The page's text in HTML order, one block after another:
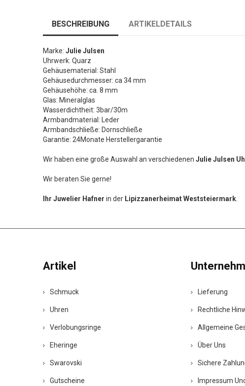
BESCHREIBUNG ARTIKELDETAILS
Marke: Julie Julsen
Uhrwerk: Quarz
Gehäusematerial: Stahl
Gehäusedurchmesser: ca 34 mm
Gehäusehöhe: ca. 8 mm
Glas: Mineralglas
Wasserdichtheit: 3bar/30m
Armbandmaterial: Leder
Armbandschließe: Dornschließe
Garantie: 24Monate Herstellergarantie
Wir haben eine große Auswahl an verschiedenen Julie Julsen
Wir beraten Sie gerne!
Ihr Juwelier Hafner in der Lipizzanerheimat Weststeiermark
Artikel
Schmuck
Uhren
Verlobungsringe
Eheringe
Swarovski
Gutscheine
Lieferung
Rechtliche
Allgemeine
Über Uns
Sichere
Impressum